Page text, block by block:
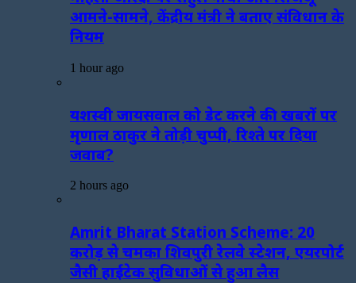
आमने-सामने, केंद्रीय मंत्री ने बताए संविधान के
नियम
1 hour ago
यशस्वी जायसवाल को डेट करने की खबरों पर
मृणाल ठाकुर ने तोड़ी चुप्पी, रिश्ते पर दिया
जवाब?
2 hours ago
Amrit Bharat Station Scheme: 20
करोड़ से चमका शिवपुरी रेलवे स्टेशन, एयरपोर्ट
जैसी हाईटेक सुविधाओं से हुआ लैस